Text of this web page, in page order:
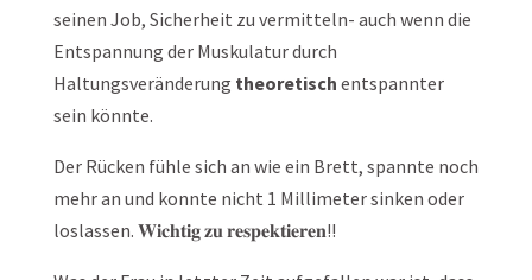
seinen Job, Sicherheit zu vermitteln- auch wenn die
Entspannung der Muskulatur durch
Haltungsveränderung theoretisch entspannter
sein könnte.
Der Rücken fühle sich an wie ein Brett, spannte noch
mehr an und konnte nicht 1 Millimeter sinken oder
loslassen. 𝐖𝐢𝐜𝐡𝐭𝐢𝐠 𝐳𝐮 𝐫𝐞𝐬𝐩𝐞𝐤𝐭𝐢𝐞𝐫𝐞𝐧!!